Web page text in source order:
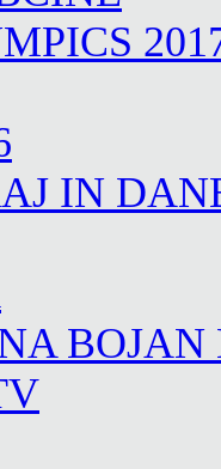
IN
BOJAN